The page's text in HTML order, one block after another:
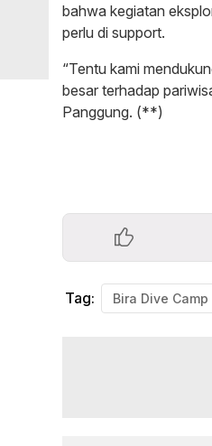
bahwa kegiatan
perlu di support.
“Tentu kami
besar terhadap
Panggung. (**)
Tag: Bira Dive Camp